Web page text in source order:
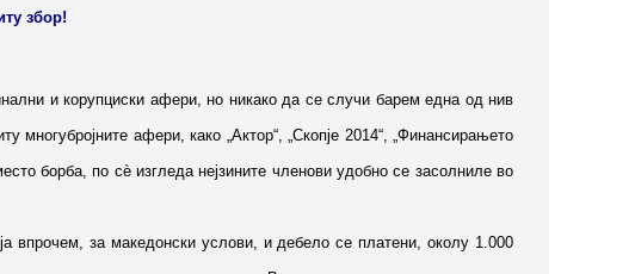
збор!
и корупциски афери, но никако да се случи барем една од нив
многубројните афери, како „Актор“, „Скопје 2014“, „Финансирањето
борба, по сѐ изгледа нејзините членови удобно се засолниле во
впрочем, за македонски услови, и дебело се платени, околу 1.000